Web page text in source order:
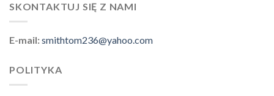
SKONTAKTUJ SIĘ Z NAMI
E-mail:smithtom236@yahoo.com
POLITYKA